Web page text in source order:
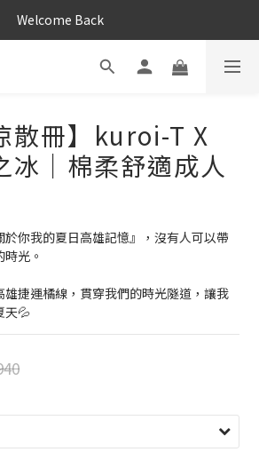
Welcome Back
散冊】kuroi-T X
冰｜棉柔舒適成人
你我的夏日高雄記憶』，沒有人可以帶
光。
捷運橘線，貫穿我們的時光隧道，讓我
天💦